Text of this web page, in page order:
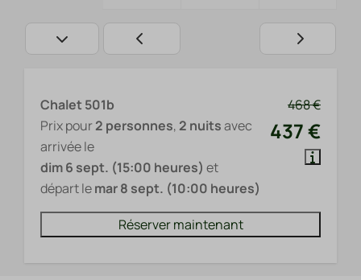
468 €
437 €
Chalet 501b
Prix pour2 personnes, 2 nuitsavec
arrivée le
dim 6 sept. (15:00 heures) et
départ lemar 8 sept. (10:00 heures)
Réserver maintenant